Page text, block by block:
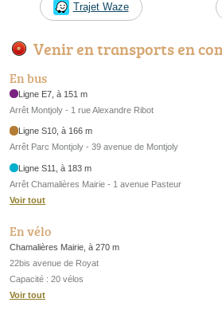
Trajet Waze
Venir en transports en
En bus
Ligne E7, à 151 m
Arrêt Montjoly - 1 rue Alexandre Ribot
Ligne S10, à 166 m
Arrêt Parc Montjoly - 39 avenue de Montjoly
Ligne S11, à 183 m
Arrêt Chamalières Mairie - 1 avenue Pasteur
Voir tout
En vélo
Chamalières Mairie, à 270 m
22bis avenue de Royat
Capacité : 20 vélos
Voir tout